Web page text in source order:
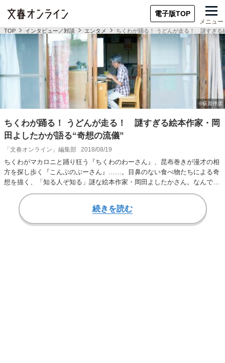
電子版TOP
メニュー
TOP インタビュー／対談 エンタメ ちくわが踊る！ うどんが走る！ 謎すぎる
ちくわが踊る！ うどんが走る！ 謎すぎる絵本作家・岡
田よしたかが語る“奇想の流儀”
「文春オンライン」編集部 2018/08/19
ちくわがマカロニと踊り狂う『ちくわのわーさん』、昆布巻きが漫才の相
方を探し歩く『こんぶのぶーさん』……。目鼻のない食べ物たちによる奇
想を描く、「知る人ぞ知る」謎な絵本作家・岡田よしたかさん。なんでま
た、こんな作風なん…
続きを読む